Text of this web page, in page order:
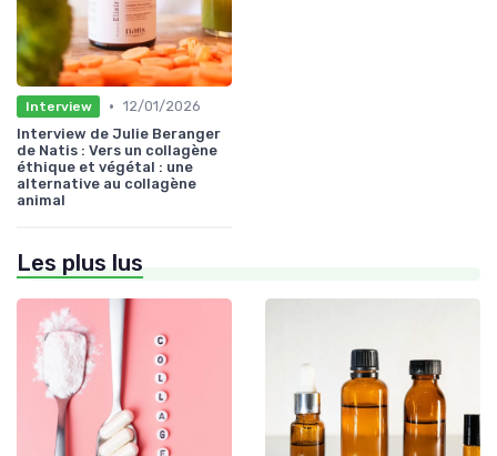
Interview • 12/01/2026
Interview de Julie Beranger
de Natis : Vers un collagène
éthique et végétal : une
alternative au collagène
animal
Les plus lus